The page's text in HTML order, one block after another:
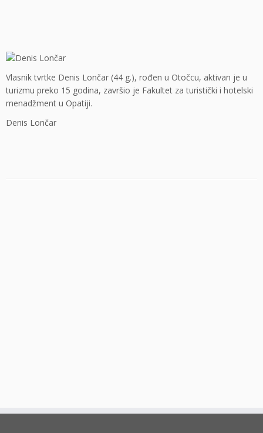
Vlasnik tvrtke Denis Lončar (44 g.), rođen u Otočcu, aktivan je u
turizmu preko 15 godina, završio je Fakultet za turistički i hotelski
menadžment u Opatiji.
Denis Lončar